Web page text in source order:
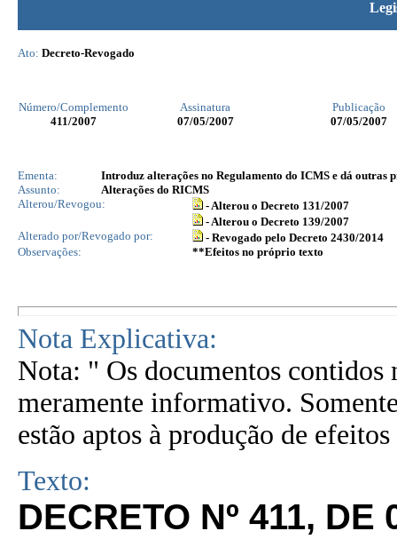
Ato: Decreto-Revogado
Número/Complemento Assinatura
Publicação
411/2007 07/05/2007 07/05/2007
Ementa:
Introduz alterações no Regulamento do ICMS e dá outras
Assunto:
Alterações do RICMS
Alterou/Revogou:
- Alterou o Decreto 131/2007
- Alterou o Decreto 139/2007
Alterado por/Revogado por:
- Revogado pelo Decreto 2430/2014
Observações:
**Efeitos no próprio texto
Nota Explicativa:
Nota: " Os documentos contidos
meramente informativo.
estão aptos à produção de
Texto:
DECRETO Nº 411,